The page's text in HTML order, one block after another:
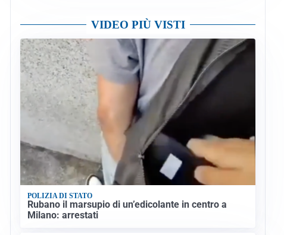
VIDEO PIÙ VISTI
POLIZIA DI STATO
Rubano il marsupio di un’edicolante in centro a
Milano: arrestati